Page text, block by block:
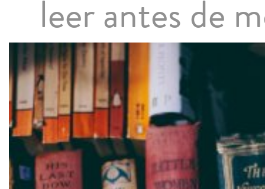
leer antes de